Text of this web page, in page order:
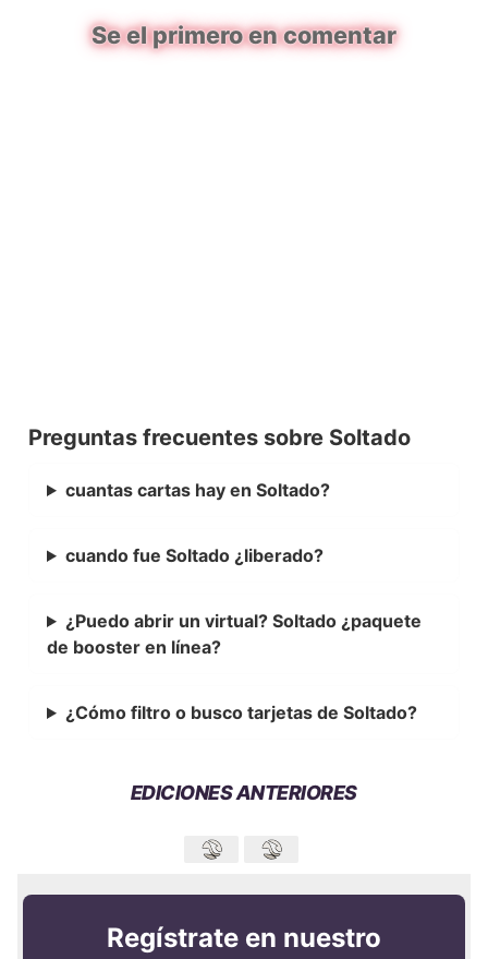
Se el primero en comentar
Preguntas frecuentes sobre Soltado
cuantas cartas hay en Soltado?
cuando fue Soltado ¿liberado?
¿Puedo abrir un virtual? Soltado ¿paquete
de booster en línea?
¿Cómo filtro o busco tarjetas de Soltado?
EDICIONES ANTERIORES
Regístrate en nuestro